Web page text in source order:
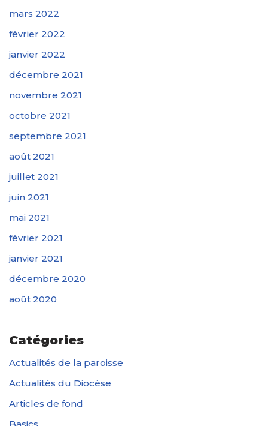
mars 2022
février 2022
janvier 2022
décembre 2021
novembre 2021
octobre 2021
septembre 2021
août 2021
juillet 2021
juin 2021
mai 2021
février 2021
janvier 2021
décembre 2020
août 2020
Catégories
Actualités de la paroisse
Actualités du Diocèse
Articles de fond